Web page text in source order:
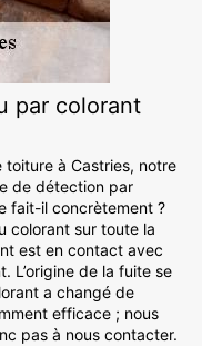
par colorant
toiture à Castries, notre
de détection par
fait-il concrètement ?
colorant sur toute la
est en contact avec
L’origine de la fuite se
a changé de
efficace ; nous
pas à nous contacter.